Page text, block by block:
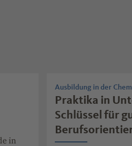
in
Ausbildung in der
Praktika in
Schlüssel für